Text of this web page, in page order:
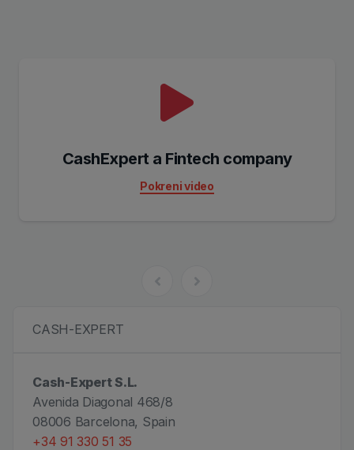
Cash Expert - Brze online pozajmice
Pokreni video
CASH-EXPERT
Cash-Expert S.L.
Avenida Diagonal 468/8
08006 Barcelona, Spain
+34 91 330 51 35